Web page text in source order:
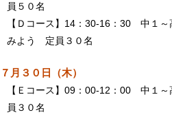
員５０名
【Ｄコース】14：30-16：30 中１
みよう 定員３０名
７月３０日（木）
【Ｅコース】09：00-12：00 中１
員３０名